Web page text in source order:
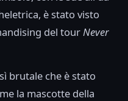
è stato visto
del tourNever
brutale che è stato
la mascotte della